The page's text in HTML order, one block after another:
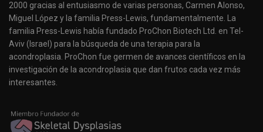
2000 gracias al entusiasmo de varias personas, Carmen Alonso,
Miguel López y la familia Press-Lewis, fundamentalmente. La
familia Press-Lewis había fundado ProChon Biotech Ltd. en Tel-
Aviv (Israel) para la búsqueda de una terapia para la
acondroplasia. ProChon fue germen de avances científicos en la
investigación de la acondroplasia que dan frutos cada vez más
interesantes.